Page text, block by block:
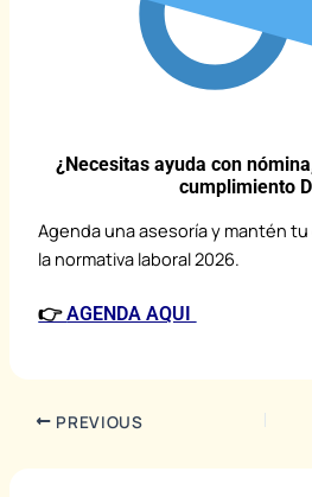
¿Necesitas ayuda con
cumplimiento
Agenda una asesoría y mantén
la normativa laboral 2026.
👉AGENDA AQUI
PREVIOUS